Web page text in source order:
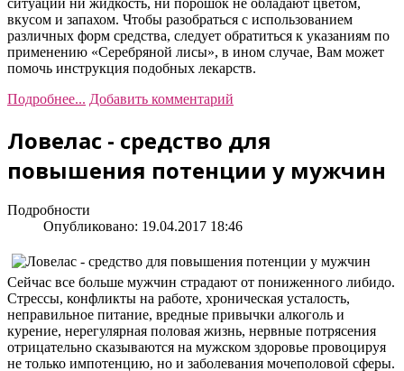
вкусом и запахом. Чтобы разобраться с использованием
различных форм средства, следует обратиться к указаниям по
применению «Серебряной лисы», в ином случае, Вам может
помочь инструкция подобных лекарств.
Подробнее... Добавить комментарий
Ловелас - средство для
повышения потенции у мужчин
Подробности
Опубликовано: 19.04.2017 18:46
Сейчас все больше мужчин страдают от пониженного либидо.
Стрессы, конфликты на работе, хроническая усталость,
неправильное питание, вредные привычки алкоголь и
курение, нерегулярная половая жизнь, нервные потрясения
отрицательно сказываются на мужском здоровье провоцируя
не только импотенцию, но и заболевания мочеполовой сферы.